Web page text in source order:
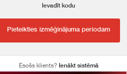
Ievadīt kodu
Pieteikties izmēģinājuma periodam
Esošs klients? Ienākt sistēmā